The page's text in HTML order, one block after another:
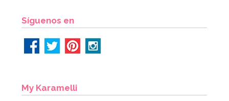
Síguenos en
My Karamelli